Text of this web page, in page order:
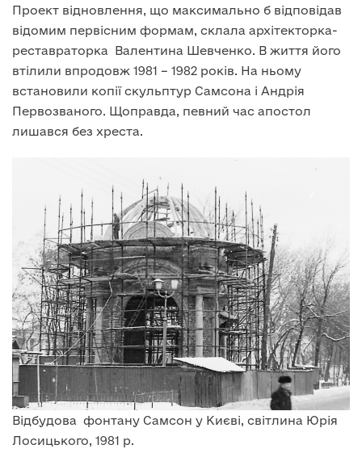
Проект відновлення, що максимально б відповідав
відомим первісним формам, склала архітекторка-
реставраторка Валентина Шевченко. В життя його
втілили впродовж 1981 – 1982 років. На ньому
встановили копії скульптур Самсона і Андрія
Первозваного. Щоправда, певний час апостол
лишався без хреста.
Відбудова фонтану Самсон у Києві, світлина Юрія
Лосицького, 1981 р.